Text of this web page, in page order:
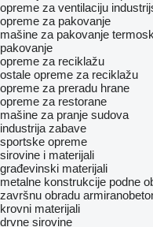
opreme za ventilaciju
opreme za pakovanje
mašine za pakovanje
pakovanje
opreme za reciklažu
ostale opreme za reciklažu
opreme za preradu hrane
opreme za restorane
mašine za pranje sudova
industrija zabave
sportske opreme
sirovine i materijali
građevinski materijali
metalne konstrukcije podne
završnu obradu
krovni materijali
drvne sirovine